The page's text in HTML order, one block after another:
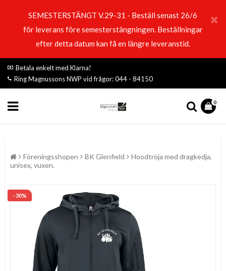
SEMESTERSTÄNGT V.29-31 - Beställ senast 26/6
för leverans före semesterstängningen. Beställningar
efter detta datum kan få en längre leveranstid.
Betala enkelt med Klarna!
Ring Magnussons NWP vid frågor: 044 - 84150
0
Föreningsshopen BK Glenfield
Hoodtröja med dragkedja,
unisex, vuxen.
- 30%